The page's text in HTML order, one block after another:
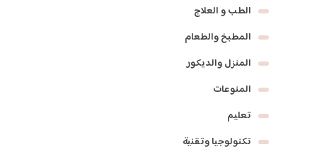
الطب و العلاج
المطبخ والطعام
المنزل والديكور
المنوعات
تعليم
تكنولوجيا وتقنية